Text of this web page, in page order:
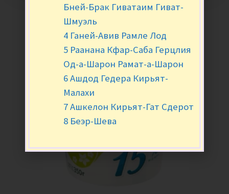
Бней-Брак Гиватаим Гиват-
Шмуэль
4 Ганей-Авив Рамле Лод
5 Раанана Кфар-Саба Герцлия
Од-а-Шарон Рамат-а-Шарон
6 Ашдод Гедера Кирьят-
Малахи
7 Ашкелон Кирьят-Гат Сдерот
8 Беэр-Шева